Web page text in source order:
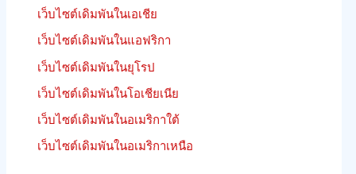
แข่ง
ม้า
เงิน
คืน
พัน
ฟรีี
เว็บไซต์เดิมพันในเอเชีย
เว็บไซต์เดิมพันในแอฟริกา
เว็บไซต์เดิมพันในยุโรป
เว็บไซต์เดิมพันในโอเชียเนีย
เว็บไซต์เดิมพันในอเมริกาใต้
เว็บไซต์เดิมพันในอเมริกาเหนือ